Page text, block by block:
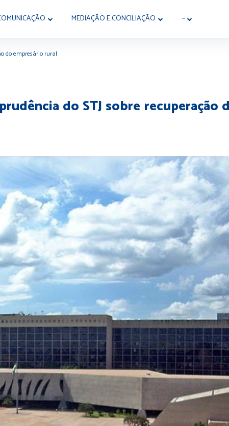
MEDIAÇÃO E CONCILIAÇÃO ···
do empresário rural
do STJ sobre recuperação